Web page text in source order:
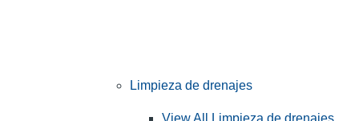
Limpieza de drenajes
View All Limpieza de drenajes